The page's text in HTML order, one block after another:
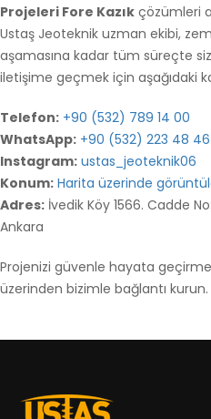
Projeleri Fore Kazık çözümleri
Ustaş Jeoteknik uzman ekibi,
aşamasına kadar tüm süreçte
iletişime geçmek için aşağıdaki
Telefon: +90 (532) 789 14 00
WhatsApp: +90 (532) 223 48 46
Instagram: ustas_jeoteknik06
Konum: Harita üzerinde
Adres: İvedik Köy 1566. Cadde
Ankara
Projenizi güvenle hayata
üzerinden bizimle bağlantı kurun.